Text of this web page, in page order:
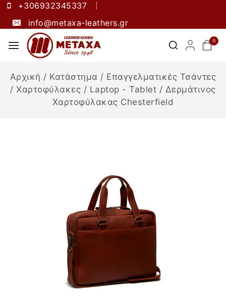
+306932345337
info@metaxa-leathers.gr
0
Αρχική / Κατάστημα / Επαγγελματικές Τσάντες
/ Χαρτοφύλακες / Laptop - Tablet / Δερμάτινος
Χαρτοφύλακας Chesterfield